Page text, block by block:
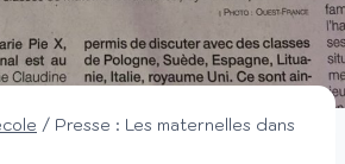
/ Presse : Les maternelles dans